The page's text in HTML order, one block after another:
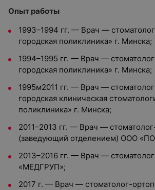
Опыт работы
1993–1994 гг. — Врач —
городская поликлиника» г. Минска;
1994–1995 гг. — Врач —
городская поликлиника» г. Минска;
1995м2011 гг. — Врач —
городская клиническая
поликлиника» г. Минска;
2011–2013 гг. — Врач —
(заведующий отделением) ООО
2013–2016 гг. — Врач —
«МЕДГРУП»;
2017 г. — Врач — стоматолог-